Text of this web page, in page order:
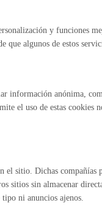
y funciones
que algunos de estos
información anónima,
el uso de estas cookies
el sitio. Dichas compañías
sitios sin almacenar
ni anuncios ajenos.